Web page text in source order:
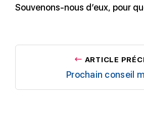
Souvenons-nous d’eux, pour
ARTICLE
Prochain conseil